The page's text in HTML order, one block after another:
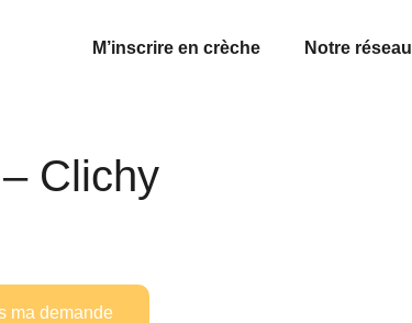
M’inscrire en crèche Notre réseau
Clichy
ma demande